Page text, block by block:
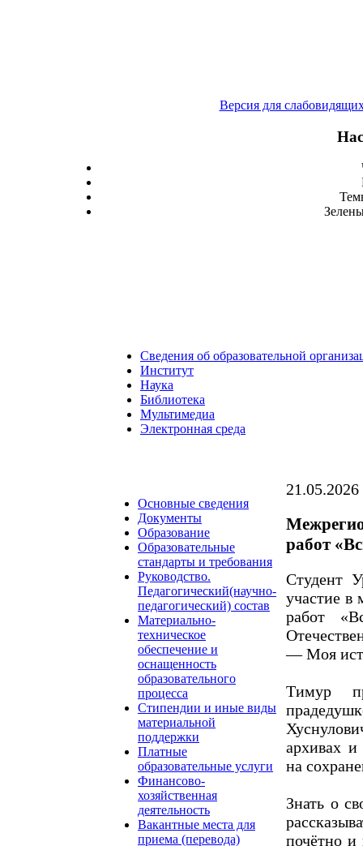
Версия для
Сведения об образовательной
Институт
Наука
Библиотека
Мультимедиа
Электронная среда
Основные сведения
Документы
Образование
Образовательные
стандарты и требования
Руководство.
Педагогический(научно-
педагогический) состав
Материально-
техническое
обеспечение и
оснащенность
образовательного
процесса
Стипендии и иные виды
материальной
поддержки
Платные
образовательные услуги
Финансово-
хозяйственная
деятельность
Вакантные места для
приема (перевода)
21.05.2026
работ
Студент
участие в
работ
— Моя
Тимур
архивах и
на
Знать о
почётно и